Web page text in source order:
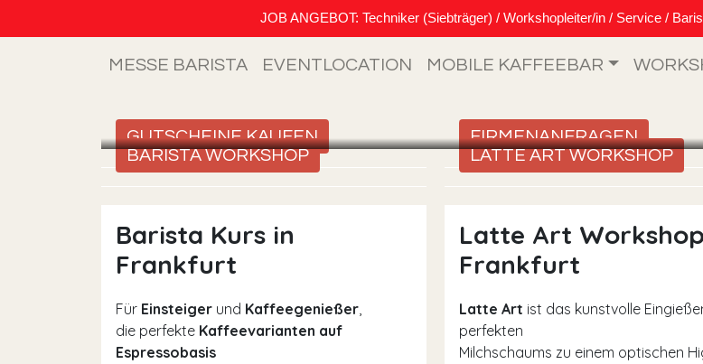
JOB ANGEBOT: Techniker (Siebträger) / Workshopleiter/in / Service /
MESSE BARISTA EVENTLOCATION MOBILE KAFFEEBAR
GUTSCHEINE KAUFEN FIRMENANFRAGEN
BARISTA WORKSHOP
LATTE ART WORKSHOP
Barista Kurs in
Frankfurt
Für Einsteiger und Kaffeegenießer,
die perfekte Kaffeevarianten auf
Espressobasis
Latte Art
Frankfurt
Latte Art ist das kunstvolle
perfekten
Milchschaums zu einem optischen